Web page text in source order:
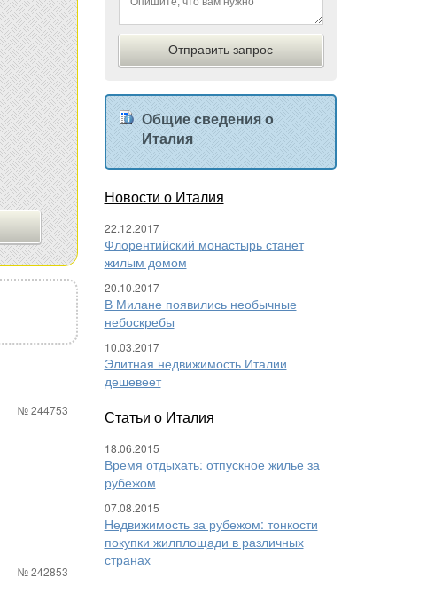
№ 244753
№ 242853
Общие сведения о
Италия
Новости о Италия
22.12.2017
Флорентийский монастырь станет
жилым домом
20.10.2017
В Милане появились необычные
небоскребы
10.03.2017
Элитная недвижимость Италии
дешевеет
Статьи о Италия
18.06.2015
Время отдыхать: отпускное жилье за
рубежом
07.08.2015
Недвижимость за рубежом: тонкости
покупки жилплощади в различных
странах